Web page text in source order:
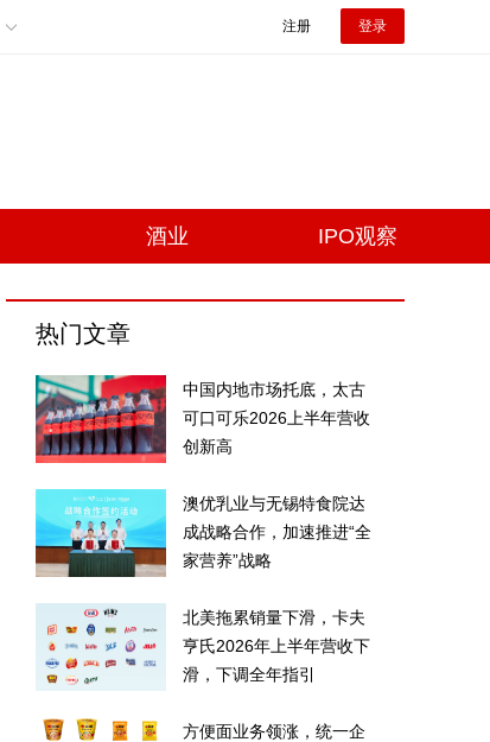
注册 登录
酒业 IPO观察
热门文章
中国内地市场托底，太古
可口可乐2026上半年营收
创新高
澳优乳业与无锡特食院达
成战略合作，加速推进“全
家营养”战略
北美拖累销量下滑，卡夫
亨氏2026年上半年营收下
滑，下调全年指引
方便面业务领涨，统一企